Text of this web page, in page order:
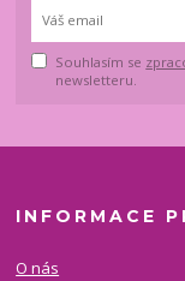
Souhlasím se
newsletteru.
INFORMACE
O nás